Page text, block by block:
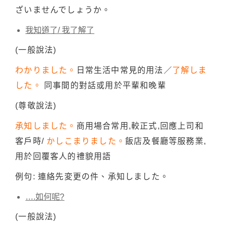
ざいませんでしょうか。
我知道了/ 我了解了
(一般說法)
わかりました。 日常生活中常見的用法／了解しま
した。
同事間的對話或用於平輩和晚輩
(尊敬說法)
承知しました。 商用場合常用,較正式,回應上司和
客戶時/ かしこまりました。飯店及餐廳等服務業,
用於回覆客人的禮貌用語
例句: 連絡先変更の件、承知しました。
….如何呢?
(一般說法)